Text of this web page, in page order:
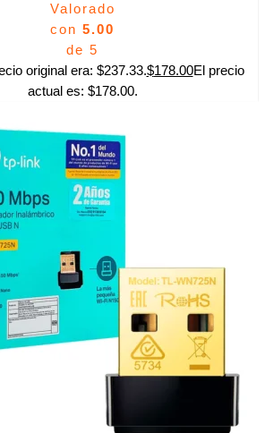
Valorado
con 5.00
de 5
original era: $237.33.$178.00El precio
actual es: $178.00.